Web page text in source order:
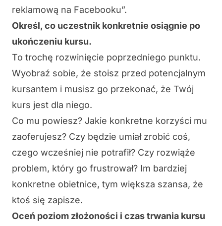
reklamową na Facebooku”.
Określ, co uczestnik konkretnie osiągnie po
ukończeniu kursu.
To trochę rozwinięcie poprzedniego punktu.
Wyobraź sobie, że stoisz przed potencjalnym
kursantem i musisz go przekonać, że Twój
kurs jest dla niego.
Co mu powiesz? Jakie konkretne korzyści mu
zaoferujesz? Czy będzie umiał zrobić coś,
czego wcześniej nie potrafił? Czy rozwiąże
problem, który go frustrował? Im bardziej
konkretne obietnice, tym większa szansa, że
ktoś się zapisze.
Oceń poziom złożoności i czas trwania kursu